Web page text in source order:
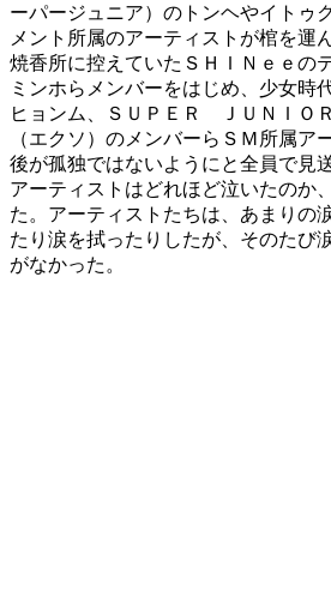
ーパージュニア）のトンヘやイトゥ
メント所属のアーティストが棺を運
焼香所に控えていたＳＨＩＮｅｅの
ミンホらメンバーをはじめ、少女時
ヒョンム、ＳＵＰＥＲ ＪＵＮＩＯ
（エクソ）のメンバーらＳＭ所属ア
後が孤独ではないようにと全員で見
アーティストはどれほど泣いたのか
た。アーティストたちは、あまりの
たり涙を拭ったりしたが、そのたび
がなかった。